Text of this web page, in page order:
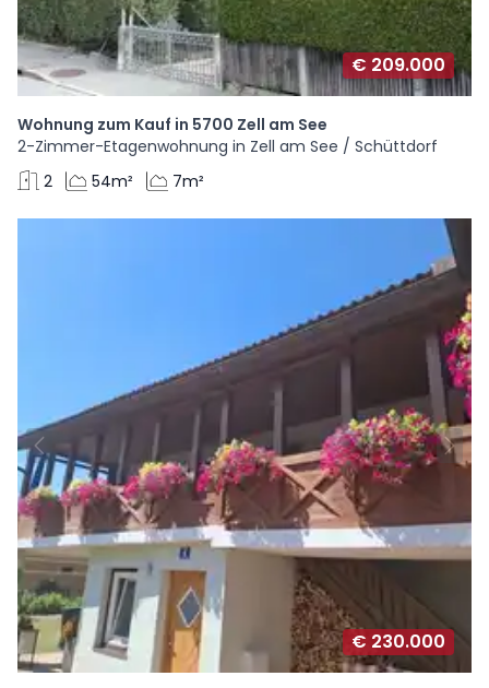
€ 209.000
Wohnung zum Kauf in 5700 Zell am See
2-Zimmer-Etagenwohnung in Zell am See / Schüttdorf
2
54m² 7m²
€ 230.000